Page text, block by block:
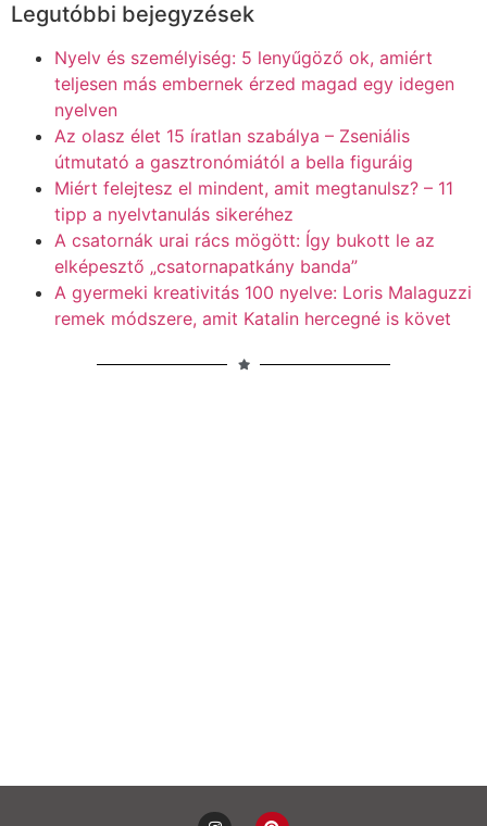
Legutóbbi bejegyzések
Nyelv és személyiség: 5 lenyűgöző ok, amiért
teljesen más embernek érzed magad egy idegen
nyelven
Az olasz élet 15 íratlan szabálya – Zseniális
útmutató a gasztronómiától a bella figuráig
Miért felejtesz el mindent, amit megtanulsz? – 11
tipp a nyelvtanulás sikeréhez
A csatornák urai rács mögött: Így bukott le az
elképesztő „csatornapatkány banda”
A gyermeki kreativitás 100 nyelve: Loris Malaguzzi
remek módszere, amit Katalin hercegné is követ